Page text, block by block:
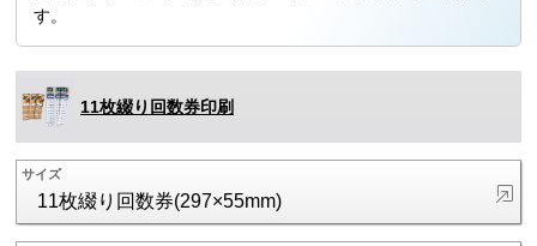
す。
11枚綴り回数券印刷
サイズ
11枚綴り回数券(297×55mm)